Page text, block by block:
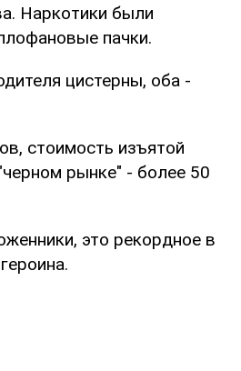
Наркотики были
пачки.
цистерны, оба -
стоимость изъятой
рынке" - более 50
это рекордное в